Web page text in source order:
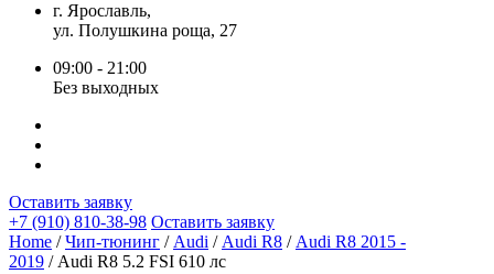
г. Ярославль,
ул. Полушкина роща, 27
09:00 - 21:00
Без выходных
Оставить заявку
+7 (910) 810-38-98 Оставить заявку
Home /Чип-тюнинг / Audi / Audi R8 / Audi R8 2015 -
2019 / Audi R8 5.2 FSI 610 лс